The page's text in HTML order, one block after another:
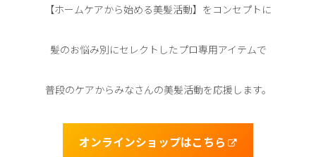
【ホームケアから始める美髪活動】をコンセプトに
髪のお悩み別にセレクトしたプロ専用アイテムで
普段のケアからみなさんの美髪活動を応援します。
オンラインショップはこちら